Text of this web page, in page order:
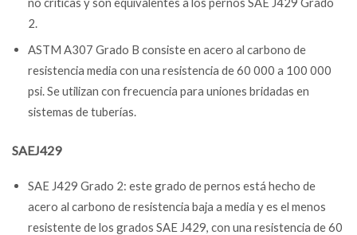
2.
ASTM A307 Grado B consiste en acero al carbono de
resistencia media con una resistencia de 60 000 a 100 000
psi. Se utilizan con frecuencia para uniones bridadas en
sistemas de tuberías.
SAEJ429
SAE J429 Grado 2: este grado de pernos está hecho de
acero al carbono de resistencia baja a media y es el menos
resistente de los grados SAE J429, con una resistencia de 60